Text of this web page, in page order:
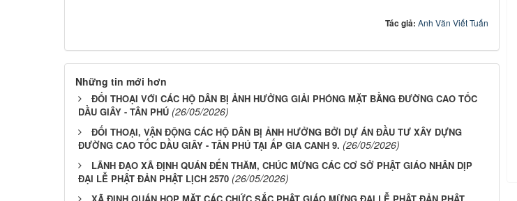
Tác giả: Anh Văn Viết Tuấn
Những tin mới hơn
ĐỐI THOẠI VỚI CÁC HỘ DÂN BỊ ẢNH HƯỞNG GIẢI PHÓNG MẶT BẰNG ĐƯỜNG CAO TỐC
DẦU GIÂY - TÂN PHÚ (26/05/2026)
ĐỐI THOẠI, VẬN ĐỘNG CÁC HỘ DÂN BỊ ẢNH HƯỞNG BỞI DỰ ÁN ĐẦU TƯ XÂY DỰNG
ĐƯỜNG CAO TỐC DẦU GIÂY - TÂN PHÚ TẠI ẤP GIA CANH 9. (26/05/2026)
LÃNH ĐẠO XÃ ĐỊNH QUÁN ĐẾN THĂM, CHÚC MỪNG CÁC CƠ SỞ PHẬT GIÁO NHÂN DỊP
ĐẠI LỄ PHẬT ĐẢN PHẬT LỊCH 2570 (26/05/2026)